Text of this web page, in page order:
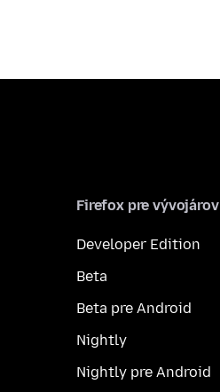
Firefox pre vývojárov
Developer Edition
Beta
Beta pre Android
Nightly
Nightly pre Android